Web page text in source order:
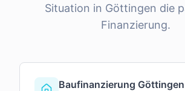
Situation in Göttingen die
Finanzierung.
Baufinanzierung Göttingen